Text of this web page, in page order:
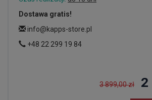
Dostawa gratis!
info@kapps-store.pl
+48 22 299 19 84
3 899,00 zł 2